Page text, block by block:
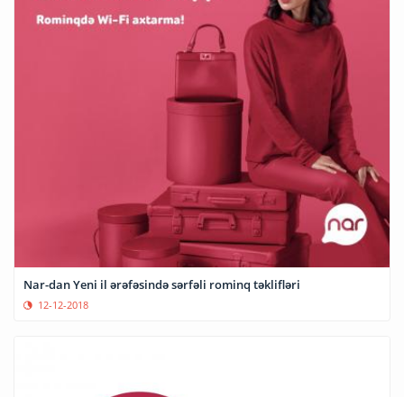
Nar-dan Yeni il ərəfəsində sərfəli rominq təklifləri
12-12-2018